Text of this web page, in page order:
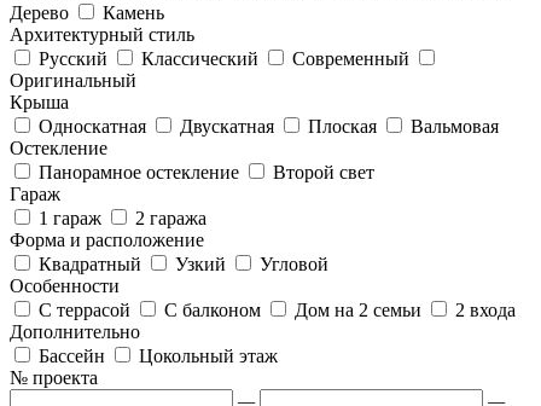
Дерево
Камень
Архитектурный стиль
Русский
Классический
Современный
Оригинальный
Крыша
Односкатная
Двускатная Плоская
Вальмовая
Остекление
Панорамное остекление
Второй свет
Гараж
1 гараж
2 гаража
Форма и расположение
Квадратный
Узкий
Угловой
Особенности
С террасой
С балконом Дом на 2 семьи
2 входа
Дополнительно
Бассейн
Цокольный этаж
№ проекта
—
—